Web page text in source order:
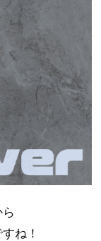
ね！